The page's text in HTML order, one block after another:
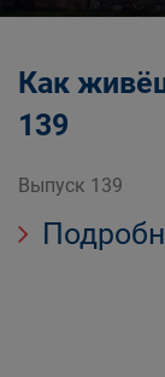
Как
139
Выпуск 139